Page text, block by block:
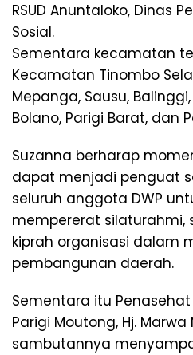
RSUD Anuntaloko, Dinas
Sosial.
Sementara kecamatan
Kecamatan Tinombo
Mepanga, Sausu,
Bolano, Parigi Barat, dan
Suzanna berharap
dapat menjadi penguat
seluruh anggota DWP
mempererat silaturahmi,
kiprah organisasi dalam
pembangunan daerah.
Sementara itu Penasehat
Parigi Moutong, Hj.
sambutannya